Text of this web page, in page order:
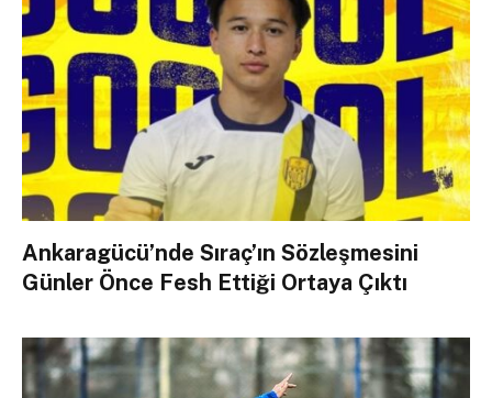
Ankaragücü’nde Sıraç’ın Sözleşmesini
Günler Önce Fesh Ettiği Ortaya Çıktı